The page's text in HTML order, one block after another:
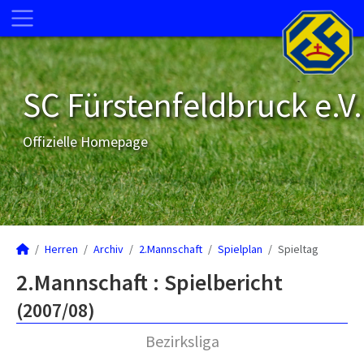
SC Fürstenfeldbruck e.V.
Offizielle Homepage
Herren Archiv 2.Mannschaft Spielplan Spieltag
2.Mannschaft : Spielbericht
(2007/08)
Bezirksliga